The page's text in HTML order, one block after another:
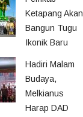
Ketapang Akan
Bangun Tugu
Ikonik Baru
Hadiri Malam
Budaya,
Melkianus
Harap DAD